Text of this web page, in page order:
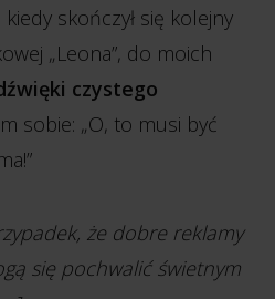
skończył się kolejny
„Leona”, do moich
czystego
sobie: „O, to musi być
że dobre reklamy
się pochwalić świetnym